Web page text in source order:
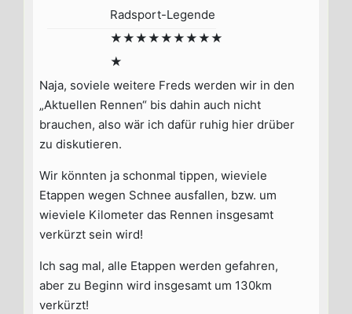
Radsport-Legende
★★★★★★★★★
★
Naja, soviele weitere Freds werden wir in den
„Aktuellen Rennen“ bis dahin auch nicht
brauchen, also wär ich dafür ruhig hier drüber
zu diskutieren.
Wir könnten ja schonmal tippen, wieviele
Etappen wegen Schnee ausfallen, bzw. um
wieviele Kilometer das Rennen insgesamt
verkürzt sein wird!
Ich sag mal, alle Etappen werden gefahren,
aber zu Beginn wird insgesamt um 130km
verkürzt!